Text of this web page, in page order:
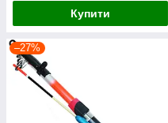
Купити
–27%